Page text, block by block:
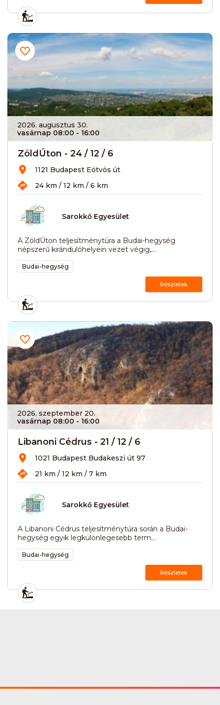
2026. augusztus 30.
vasárnap 08:00 - 16:00
ZöldÚton - 24 / 12 / 6
1121 Budapest Eötvös út
24 km / 12 km / 6 km
Sarokkő Egyesület
A ZöldÚton teljesítménytúra a Budai-hegység
népszerű kirándulóhelyein vezet végig,...
Budai-hegység
Részletek
2026. szeptember 20.
vasárnap 08:00 - 16:00
Libanoni Cédrus - 21 / 12 / 6
1021 Budapest Budakeszi út 97
21 km / 12 km / 7 km
Sarokkő Egyesület
A Libanoni Cédrus teljesítménytúra során a Budai-
hegység egyik legkülönlegesebb term...
Budai-hegység
Részletek